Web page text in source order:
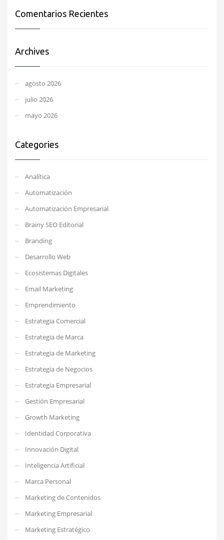
Comentarios Recientes
Archives
agosto 2026
julio 2026
mayo 2026
Categories
Analítica
Automatización
Automatización Empresarial
Brainy SEO Editorial
Branding
Desarrollo Web
Ecosistemas Digitales
Email Marketing
Emprendimiento
Estrategia Comercial
Estrategia de Marca
Estrategia de Marketing
Estrategia de Negocios
Estrategia Empresarial
Gestión Empresarial
Growth Marketing
Identidad Corporativa
Innovación Digital
Inteligencia Artificial
Marca Personal
Marketing de Contenidos
Marketing Empresarial
Marketing Estratégico